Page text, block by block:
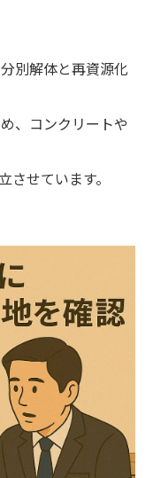
別解体と再資源化
、コンクリートや
せています。